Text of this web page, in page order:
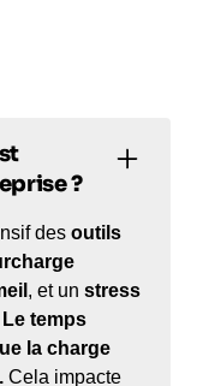
?
desoutils
, et unstress
Le temps
la charge
Cela impacte